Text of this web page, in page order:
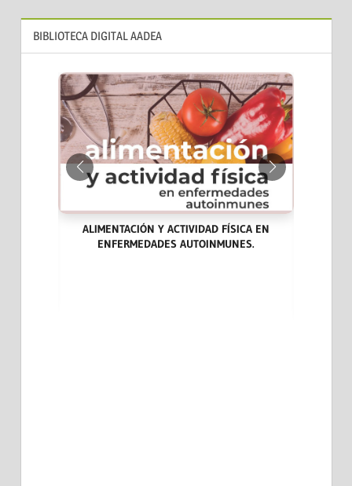
BIBLIOTECA DIGITAL AADEA
ALIMENTACIÓN Y ACTIVIDAD FÍSICA EN
ENFERMEDADES AUTOINMUNES.